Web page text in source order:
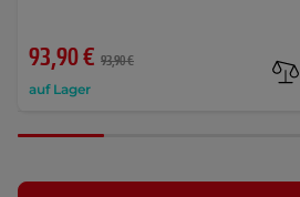
93,90 € 93,90 €
auf Lager